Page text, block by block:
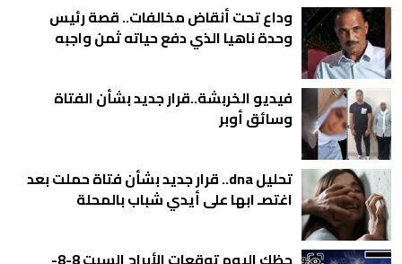
وداع تحت أنقاض مخالفات.. قصة رئيس
وحدة ناهيا الذي دفع حياته ثمن واجبه
فيديو الخربشة..قرار جديد بشأن الفتاة
وسائق أوبر
تحليل dna.. قرار جديد بشأن فتاة حملت بعد
اغتصـ ابها على أيدي شباب بالمحلة